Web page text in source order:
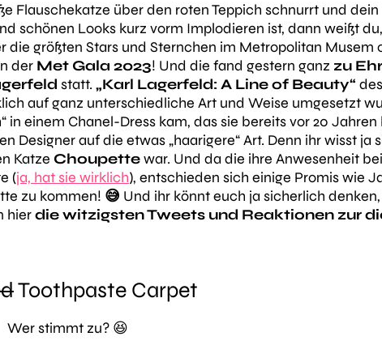
Flauschekatze über den roten Teppich schnurrt und
schönen Looks kurz vorm Implodieren ist, dann weißt
die größten Stars und Sternchen im Metropolitan Musem
der Met Gala 2023! Und die fand gestern ganz zu
statt. „Karl Lagerfeld: A Line of Beauty“
auf ganz unterschiedliche Art und Weise umgesetzt
einem Chanel-Dress kam, das sie bereits vor 20
Designer auf die etwas „haarigere“ Art. Denn ihr wisst ja
Katze Choupettewar. Und da die ihre Anwesenheit
(ja, hat sie wirklich), entschieden sich einige Promis wie
zu kommen! 😅 Und ihr könnt euch ja sicherlich
hierdie witzigsten Tweets und Reaktionen zur
Toothpaste Carpet
Wer stimmt zu? 😆